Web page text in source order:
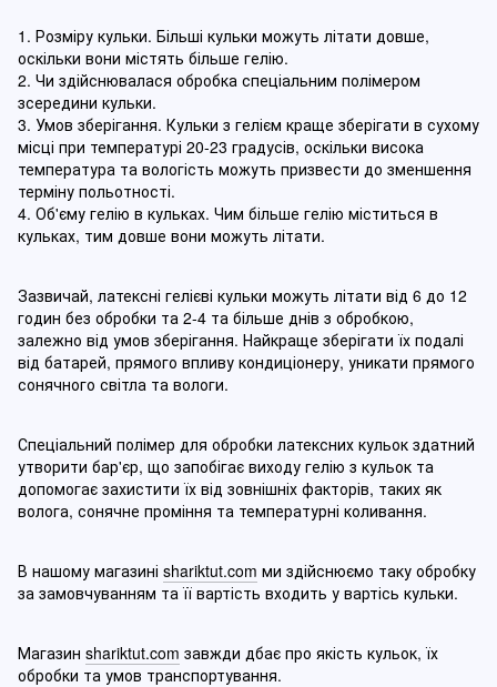
1. Розміру кульки. Більші кульки можуть літати довше,
оскільки вони містять більше гелію.
2. Чи здійснювалася обробка спеціальним полімером
зсередини кульки.
3. Умов зберігання. Кульки з гелієм краще зберігати в сухому
місці при температурі 20-23 градусів, оскільки висока
температура та вологість можуть призвести до зменшення
терміну польотності.
4. Об'єму гелію в кульках. Чим більше гелію міститься в
кульках, тим довше вони можуть літати.
Зазвичай, латексні гелієві кульки можуть літати від 6 до 12
годин без обробки та 2-4 та більше днів з обробкою,
залежно від умов зберігання. Найкраще зберігати їх подалі
від батарей, прямого впливу кондиціонеру, уникати прямого
сонячного світла та вологи.
Спеціальний полімер для обробки латексних кульок здатний
утворити бар'єр, що запобігає виходу гелію з кульок та
допомогає захистити їх від зовнішніх факторів, таких як
волога, сонячне проміння та температурні коливання.
В нашому магазині shariktut.com ми здійснюємо таку обробку
за замовчуванням та її вартість входить у вартісь кульки.
Магазин shariktut.com завжди дбає про якість кульок, їх
обробки та умов транспортування.